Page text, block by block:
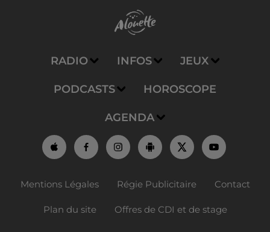
RADIO INFOS JEUX
PODCASTS HOROSCOPE
AGENDA
Mentions Légales Régie Publicitaire Contact
Plan du site Offres de CDI et de stage